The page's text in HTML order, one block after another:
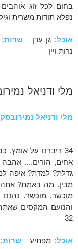
בחום לכל זוג
נפלא תודות משרית
אוכל: גן עדן שרות:
נרות ויין
מלי ודניאל
מלי ודניאל
34 דיברנו על
אחים, הורים....
גדלת? למדת? איפה
מבין. מה באמת? אתה
מוכשר, מוכשר.
והנועם המקסים
32
אוכל: מפתיעשרות: